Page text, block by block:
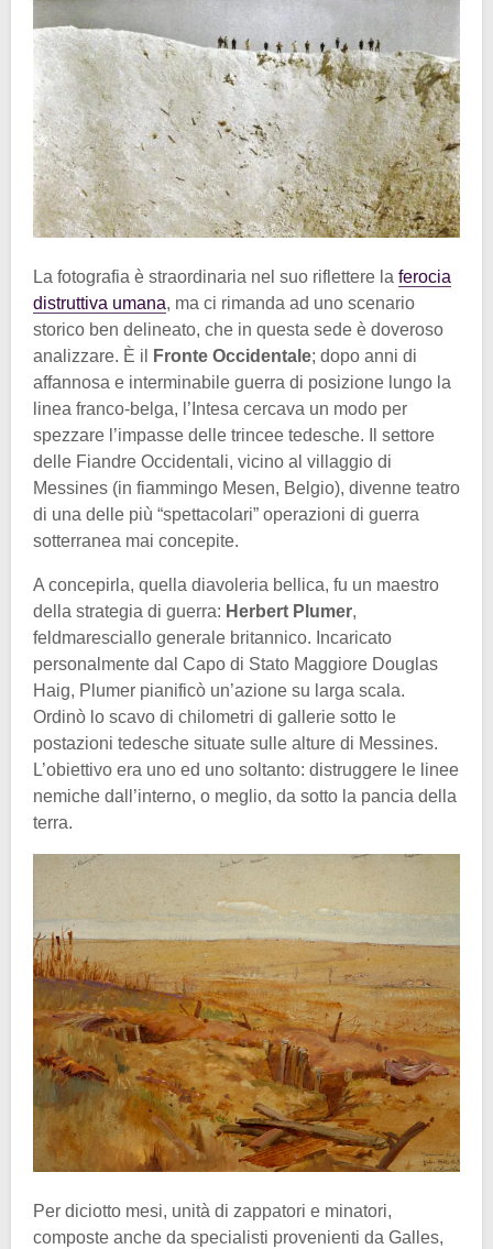
La fotografia è straordinaria nel suo riflettere la ferocia
distruttiva umana, ma ci rimanda ad uno scenario
storico ben delineato, che in questa sede è doveroso
analizzare. È il
Fronte Occidentale; dopo anni di
affannosa e interminabile guerra di posizione lungo la
linea franco-belga, l’Intesa cercava un modo per
spezzare l’impasse delle trincee tedesche. Il settore
delle Fiandre Occidentali, vicino al villaggio di
Messines (in fiammingo Mesen, Belgio), divenne teatro
di una delle più “spettacolari” operazioni di guerra
sotterranea mai concepite.
A concepirla, quella diavoleria bellica, fu un maestro
della strategia di guerra: Herbert Plumer,
feldmaresciallo generale britannico. Incaricato
personalmente dal Capo di Stato Maggiore Douglas
Haig, Plumer pianificò un’azione su larga scala.
Ordinò lo scavo di chilometri di gallerie sotto le
postazioni tedesche situate sulle alture di Messines.
L’obiettivo era uno ed uno soltanto: distruggere le linee
nemiche dall’interno, o meglio, da sotto la pancia della
terra.
Per diciotto mesi, unità di zappatori e minatori,
composte anche da specialisti provenienti da Galles,